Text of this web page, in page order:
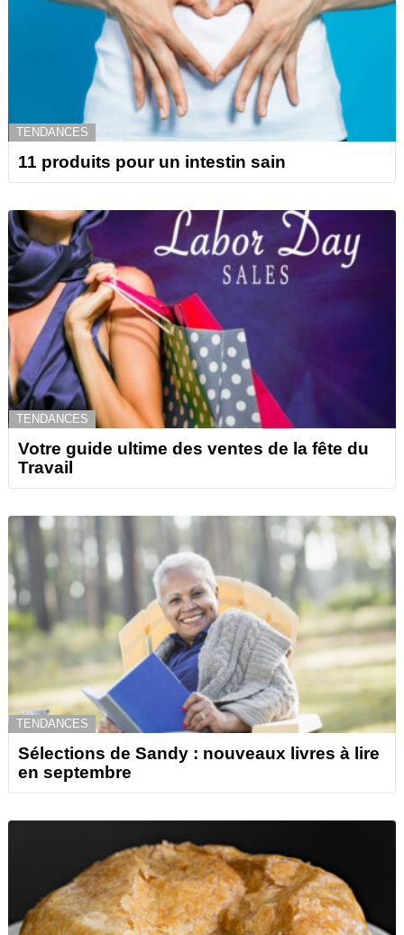
TENDANCES
11 produits pour un intestin sain
TENDANCES
Votre guide ultime des ventes de la fête du
Travail
TENDANCES
Sélections de Sandy : nouveaux livres à lire
en septembre